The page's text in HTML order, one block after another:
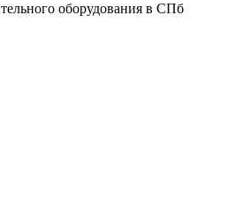
оборудования в СПб